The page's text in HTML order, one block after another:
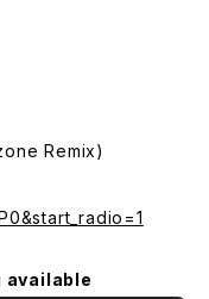
Remix)
available